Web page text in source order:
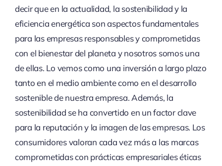
decir que en la actualidad, la sostenibilidad y la
eficiencia energética son aspectos fundamentales
para las empresas responsables y comprometidas
con el bienestar del planeta y nosotros somos una
de ellas. Lo vemos como una inversión a largo plazo
tanto en el medio ambiente como en el desarrollo
sostenible de nuestra empresa. Además, la
sostenibilidad se ha convertido en un factor clave
para la reputación y la imagen de las empresas. Los
consumidores valoran cada vez más a las marcas
comprometidas con prácticas empresariales éticas